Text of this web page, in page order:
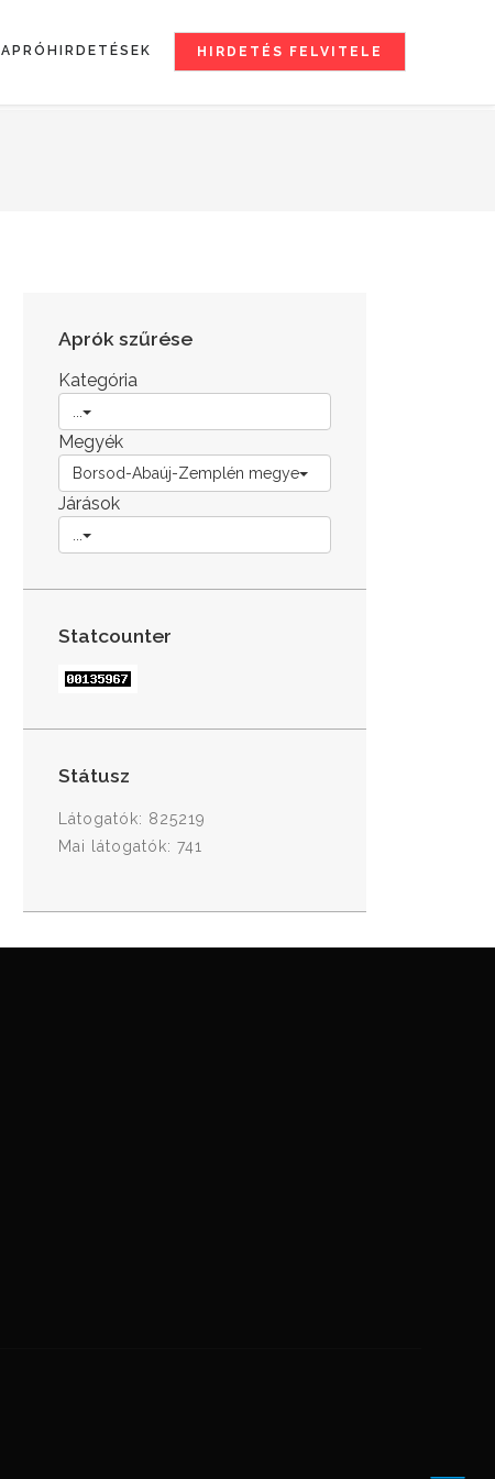
HIRDETÉS FELVITELE
APRÓHIRDETÉSEK
Aprók szűrése
Kategória
Megyék
Borsod-Abaúj-Zemplén megye
Járások
Statcounter
Státusz
Látogatók: 825219
Mai látogatók: 741